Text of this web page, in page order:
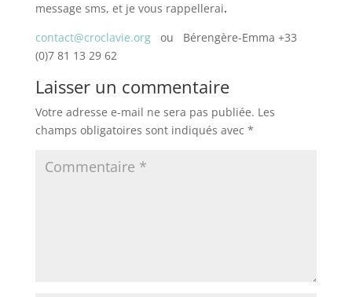
message sms, et je vous rappellerai.
contact@croclavie.orgou Bérengère-Emma +33
(0)7 81 13 29 62
Laisser un commentaire
Votre adresse e-mail ne sera pas publiée. Les
champs obligatoires sont indiqués avec *